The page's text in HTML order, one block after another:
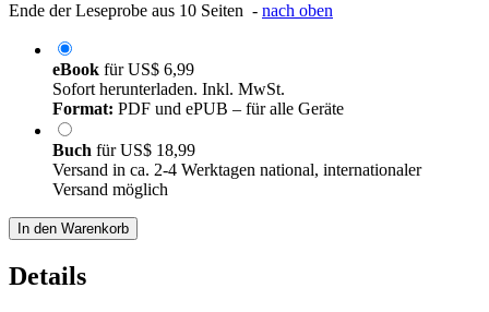
Ende der Leseprobe aus 10 Seiten - nach oben
eBook fürUS$ 6,99
Sofort herunterladen. Inkl. MwSt.
Format: PDF und ePUB – für alle Geräte
Buch fürUS$ 18,99
Versand in ca. 2-4 Werktagen national, internationaler
Versand möglich
In den Warenkorb
Details